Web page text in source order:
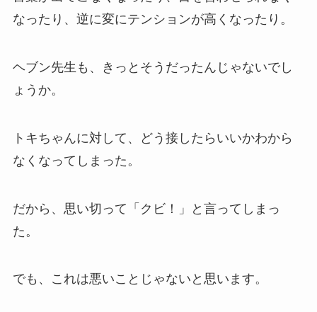
なったり、逆に変にテンションが高くなったり。
ヘブン先生も、きっとそうだったんじゃないでし
ょうか。
トキちゃんに対して、どう接したらいいかわから
なくなってしまった。
だから、思い切って「クビ！」と言ってしまっ
た。
でも、これは悪いことじゃないと思います。